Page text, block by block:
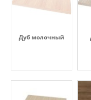
Дуб молочный